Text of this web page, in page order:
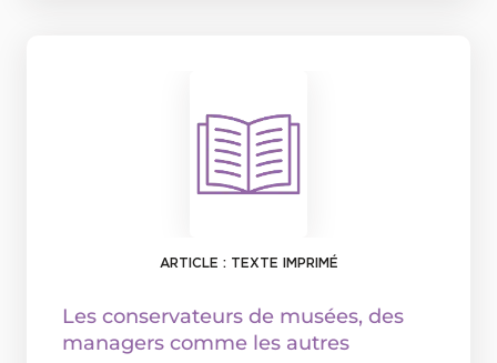
ARTICLE : TEXTE IMPRIMÉ
Les conservateurs de musées, des
managers comme les autres